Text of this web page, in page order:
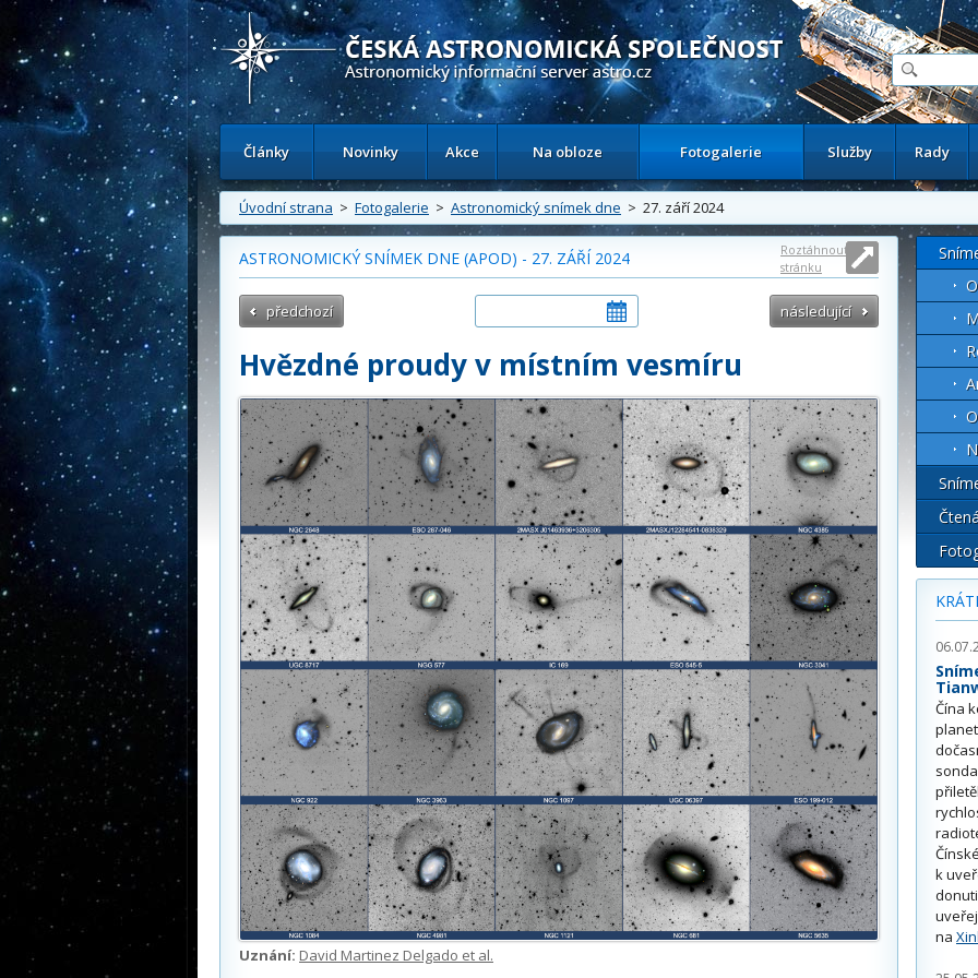
Česká astronomická společnost - Informační astronomický server
Články Novinky Akce Na obloze Fotogalerie Služby Rady
Úvodní strana > Fotogalerie > Astronomický snímek dne > 27. září 2024
ASTRONOMICKÝ SNÍMEK DNE (APOD) - 27. ZÁŘÍ 2024
Roztáhnout
stránku
předchozí následující
Hvězdné proudy v místním vesmíru
Uznání: David Martinez Delgado et al.
Čína
k
na